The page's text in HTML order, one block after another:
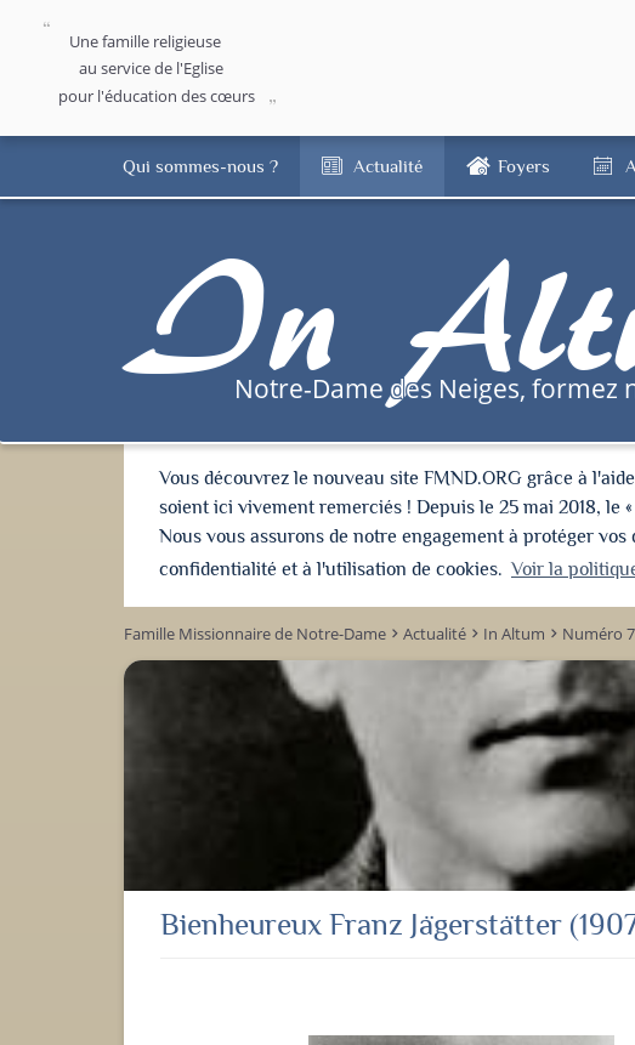
Une famille religieuse
au service de l'Eglise
pour l'éducation des cœurs
Qui sommes-nous ? Actualité Foyers
InNotre-Dame des Neiges,
Vous découvrez le nouveau site FMND.ORG grâce à
soient ici vivement remerciés ! Depuis le 25 mai 2018, le
Nous vous assurons de notre engagement à protéger
confidentialité et à l'utilisation de cookies. Voir la
Famille Missionnaire de Notre-Dame keyboard_arrow_right Actualité keyboard_arrow_right In Altum keyboard_arrow_right Numéro
Bienheureux Franz Jägerstätter